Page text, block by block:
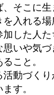
、そこに
を入れる場
加した人た
思いや気づ
こと。
活動づくり
す。